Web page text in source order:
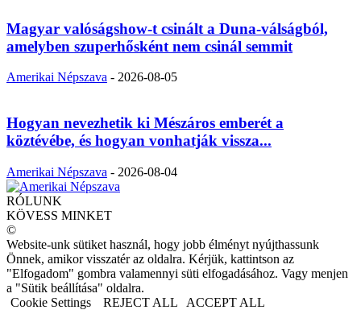
Magyar valóságshow-t csinált a Duna-válságból,
amelyben szuperhősként nem csinál semmit
Amerikai Népszava - 2026-08-05
Hogyan nevezhetik ki Mészáros emberét a
köztévébe, és hogyan vonhatják vissza...
Amerikai Népszava - 2026-08-04
RÓLUNK
KÖVESS MINKET
©
Website-unk sütiket használ, hogy jobb élményt nyújthassunk
Önnek, amikor visszatér az oldalra. Kérjük, kattintson az
"Elfogadom" gombra valamennyi süti elfogadásához. Vagy menjen
a "Sütik beállítása" oldalra.
Cookie Settings
REJECT ALL ACCEPT ALL